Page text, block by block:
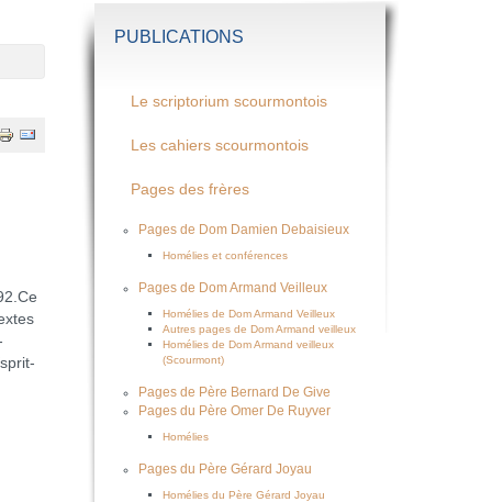
PUBLICATIONS
Le scriptorium scourmontois
Les cahiers scourmontois
Pages des frères
Pages de Dom Damien Debaisieux
Homélies et conférences
Pages de Dom Armand Veilleux
Homélies de Dom Armand Veilleux
Autres pages de Dom Armand veilleux
Homélies de Dom Armand veilleux
(Scourmont)
Pages de Père Bernard De Give
Pages du Père Omer De Ruyver
Homélies
Pages du Père Gérard Joyau
Homélies du Père Gérard Joyau